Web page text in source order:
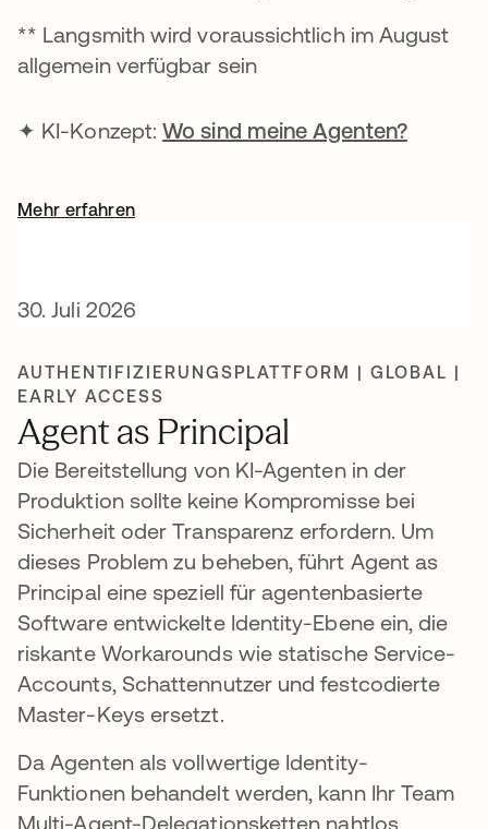
** Langsmith wird voraussichtlich im August
allgemein verfügbar sein
✦ KI-Konzept:Wo sind meine Agenten?
Mehr erfahren
30. Juli 2026
AUTHENTIFIZIERUNGSPLATTFORM | GLOBAL |
EARLY ACCESS
Agent as Principal
Die Bereitstellung von KI-Agenten in der
Produktion sollte keine Kompromisse bei
Sicherheit oder Transparenz erfordern. Um
dieses Problem zu beheben, führt Agent as
Principal eine speziell für agentenbasierte
Software entwickelte Identity-Ebene ein, die
riskante Workarounds wie statische Service-
Accounts, Schattennutzer und festcodierte
Master-Keys ersetzt.
Da Agenten als vollwertige Identity-
Funktionen behandelt werden, kann Ihr Team
Multi-Agent-Delegationsketten nahtlos